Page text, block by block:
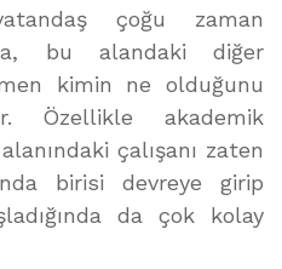
çoğu zaman
bu alandaki diğer
kimin ne olduğunu
Özellikle akademik
çalışanı zaten
birisi devreye girip
da çok kolay